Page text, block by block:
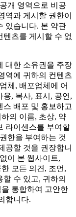
개 영역으로 비공
역과 게시할 권한이
있습니다. 본 약관
츠를 게시할 수 없
대한 소유권을 주장
역에 귀하의 컨텐츠
체, 배포업체에 어
, 복사, 표시, 공연,
스 배포 및 홍보하고
의 이름, 초상, 약
라이센스를 부여할
한을 부여하는 것
공할 것을 권장합니
이 본 웹사이트,
모든 의견, 조언,
수 있고, 귀하의
통합하여 고안한
합니다.